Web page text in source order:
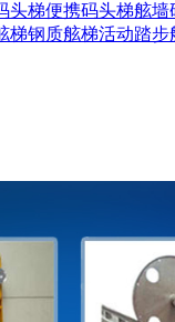
头梯便携码头梯舷墙
梯钢质舷梯活动踏步